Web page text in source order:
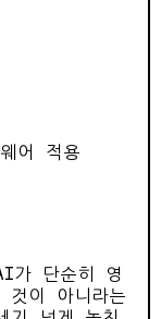
어 적용
가 단순히 영
것이 아니라는